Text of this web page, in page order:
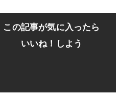
この記事が気に入ったら
いいね！しよう